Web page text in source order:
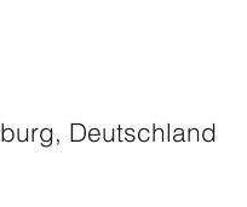
Deutschland